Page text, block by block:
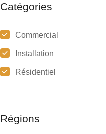
Catégories
Commercial
Installation
Résidentiel
Régions